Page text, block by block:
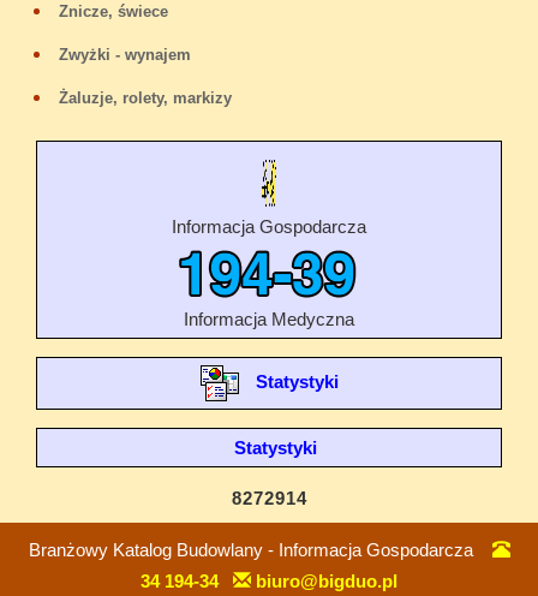
Znicze, świece
Zwyżki - wynajem
Żaluzje, rolety, markizy
Informacja Gospodarcza
Informacja Medyczna
Statystyki
Statystyki
8272914
Branżowy Katalog Budowlany - Informacja Gospodarcza
34 194-34
biuro@bigduo.pl